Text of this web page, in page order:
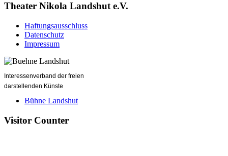
Theater Nikola Landshut e.V.
Haftungsausschluss
Datenschutz
Impressum
Interessenverband der freien
darstellenden Künste
Bühne Landshut
Visitor Counter